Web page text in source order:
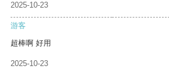
2025-10-23
游客
超棒啊 好用
2025-10-23